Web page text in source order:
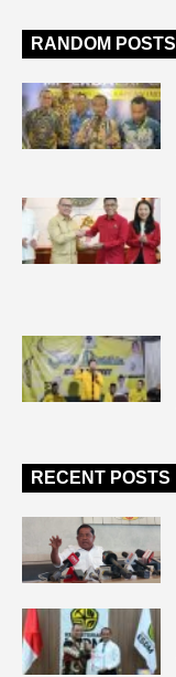
RANDOM POSTS
RECENT POSTS